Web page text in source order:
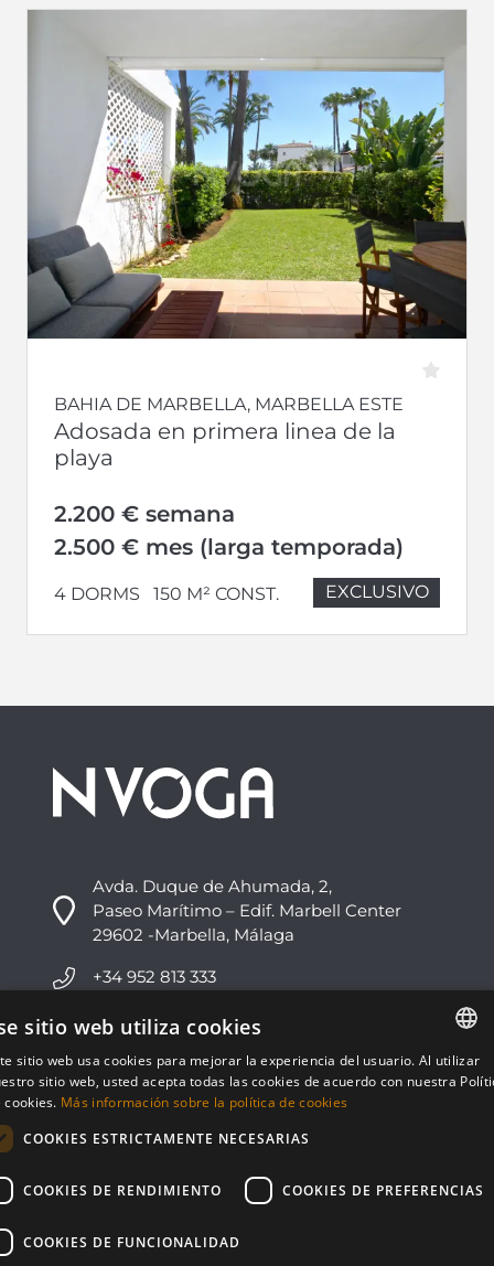
EXCLUSIVO
BAHIA DE MARBELLA, MARBELLA ESTE
Adosada en primera linea de la
playa
2.200 € semana
2.500 € mes (larga temporada)
4 DORMS 150 M² CONST.
Avda. Duque de Ahumada, 2,
Paseo Marítimo – Edif. Marbell Center
29602 -Marbella, Málaga
+34 952 813 333
info@nvoga.com
C. del Ciervo, 1D
Urbanización Los Monteros
ENGLISH
sitio web utiliza cookies
sitio web usa cookies para mejorar la experiencia del usuario. Al utilizar
sitio web, usted acepta todas las cookies de acuerdo con nuestra
cookies. Más información sobre la política de cookies
COOKIES ESTRICTAMENTE NECESARIAS
COOKIES DE RENDIMIENTO COOKIES DE PREFERENCIAS
COOKIES DE FUNCIONALIDAD